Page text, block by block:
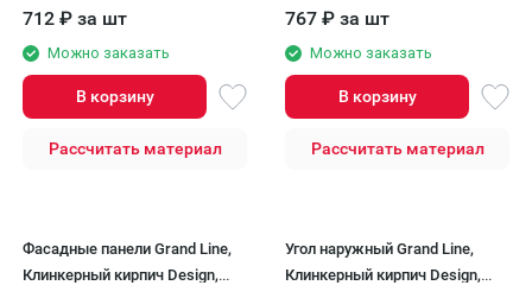
712 ₽ за шт
Можно заказать
В корзину
Рассчитать материал
767 ₽ за шт
Можно заказать
В корзину
Рассчитать материал
Фасадные панели Grand Line,
Клинкерный кирпич Design,
Угол наружный Grand Line,
Клинкерный кирпич Design,